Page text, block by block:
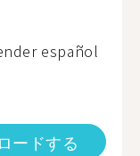
español
ードする